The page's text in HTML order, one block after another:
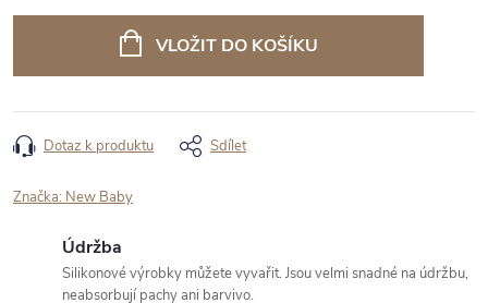
VLOŽIT DO KOŠÍKU
Dotaz k produktu Sdílet
Značka: New Baby
Údržba
Silikonové výrobky můžete vyvařit. Jsou velmi snadné na údržbu,
neabsorbují pachy ani barvivo.